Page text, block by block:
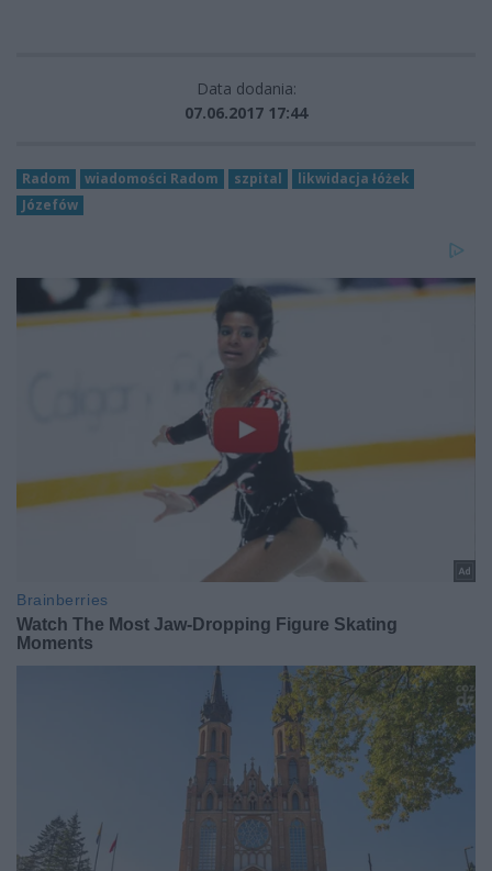
Data dodania:
07.06.2017 17:44
Radom wiadomości Radom szpital
likwidacja łóżek
Józefów